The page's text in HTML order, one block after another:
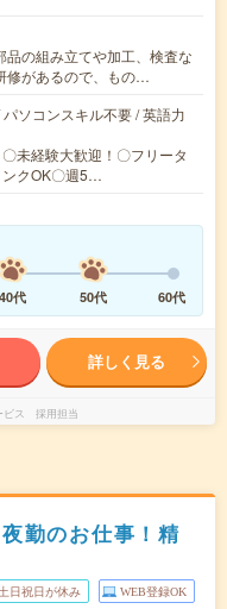
の組み立てや加工、検査な
修があるので、もの…
ソコンスキル不要 / 英語力
未経験大歓迎！〇フリータ
クOK〇週5…
40代 50代 60代
詳しく見る
ビス 採用担当
勤のお仕事！精
土日祝日が休み WEB登録OK